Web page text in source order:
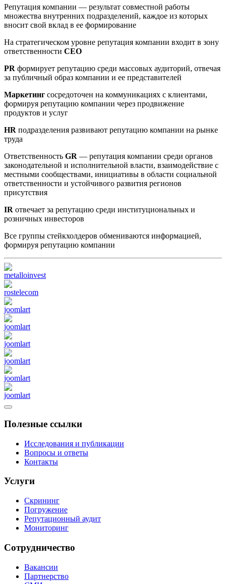
Репутация компании — результат совместной работы
множества внутренних подразделений, каждое из которых
вносит свой вклад в ее формирование
На стратегическом уровне репутация компании входит в зону
ответственности CEO
PR формирует репутацию среди массовых аудиторий, отвечая
за публичный образ компании и ее представителей
Маркетинг сосредоточен на коммуникациях с клиентами,
формируя репутацию компании через продвижение
продуктов и услуг
HR подразделения развивают репутацию компании на рынке
труда
Ответственность GR — репутация компании среди органов
законодательной и исполнительной власти, взаимодействие с
местными сообществами, инициативы в области социальной
ответственности и устойчивого развития регионов
присутствия
IR отвечает за репутацию среди институциональных и
розничных инвесторов
Все группы стейкхолдеров обмениваются информацией,
формируя репутацию компании
Полезные ссылки
Исследования и публикации
Вопросы и ответы
Контакты
Услуги
Скрининг
Погружение
Репутационный аудит
Мониторинг
Сотрудничество
Вакансии
Партнерство